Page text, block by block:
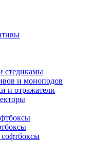
стедикамы
и моноподов
и отражатели